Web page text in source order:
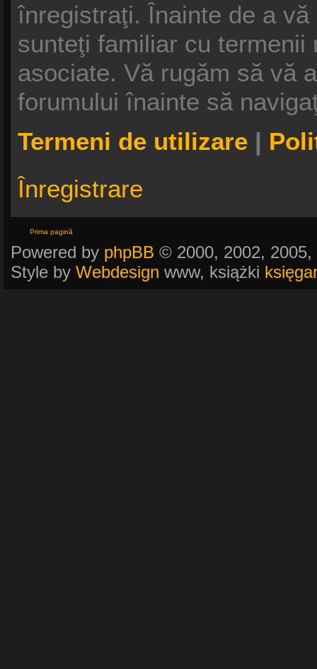
înregistraţi. Înainte de a
sunteţi familiar cu
asociate. Vă rugăm să vă
forumului înainte să
Termeni de utilizare|
Înregistrare
Prima pagină
Powered by phpBB © 2000, 2002,
Style by Webdesign www, książki